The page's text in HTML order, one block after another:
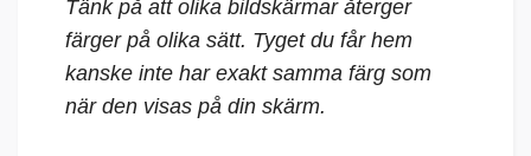
Tänk på att olika bildskärmar återger
färger på olika sätt. Tyget du får hem
kanske inte har exakt samma färg som
när den visas på din skärm.